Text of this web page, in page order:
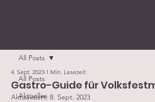
All Posts
Aktuelles
All Posts
Gastro-Guide für
4. Sept. 2023 1 Min. Lesezeit
Aktualisiert:8. Sept. 2023